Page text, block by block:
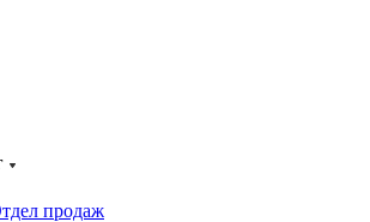
продаж